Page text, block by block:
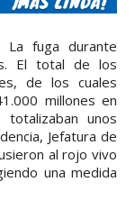
La fuga durante
El total de los
de los cuales
millones en
unos
Jefatura de
al rojo vivo
una medida